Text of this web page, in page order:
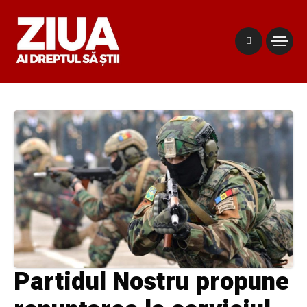
Partidul Nostru propune